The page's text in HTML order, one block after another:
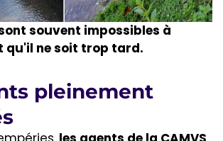
souvent impossibles à
qu'il ne soit trop tard.
pleinement